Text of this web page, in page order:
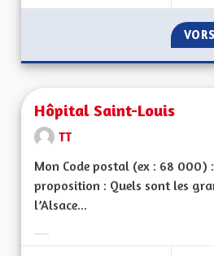
Hôpital Saint-Louis
TT
Mon Code postal (ex : 68 000)
proposition : Quels sont les
l’Alsace...